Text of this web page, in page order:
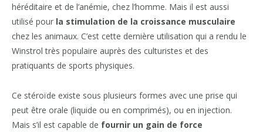
héréditaire et de l’anémie, chez l’homme. Mais il est aussi
utilisé pour la stimulation de la croissance musculaire
chez les animaux. C’est cette dernière utilisation qui a rendu le
Winstrol très populaire auprès des culturistes et des
pratiquants de sports physiques.
Ce stéroïde existe sous plusieurs formes avec une prise qui
peut être orale (liquide ou en comprimés), ou en injection.
Mais s’il est capable de fournir un gain de force